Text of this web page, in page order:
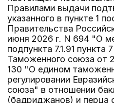
Правилами выдачи
указанного в пункте 1
Правительства
июня 2026 г. N 694 "О
подпункта 7.1.91
Таможенного союза от
130 "О едином
регулировании
союза" в отношении
(бадриджанов) и перца